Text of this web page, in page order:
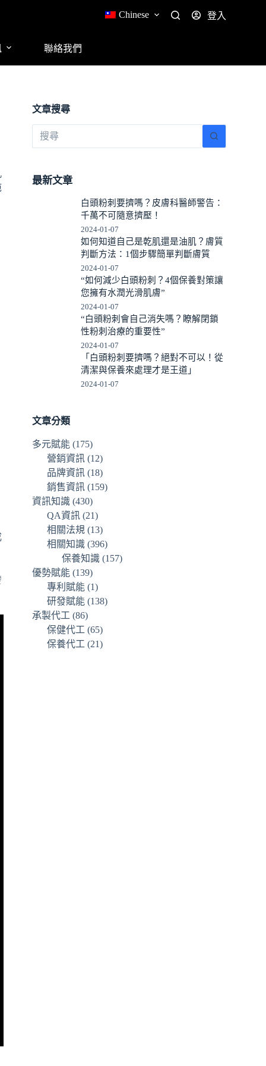
Chinese 登入
聯絡我們
文章搜尋
最新文章
白頭粉刺要擠嗎？皮膚科醫師警告：
千萬不可隨意擠壓！
2024-01-07
如何知道自己是乾肌還是油肌？膚質
判斷方法：1個步驟簡單判斷膚質
2024-01-07
“如何減少白頭粉刺？4個保養對策讓
您擁有水潤光滑肌膚”
2024-01-07
“白頭粉刺會自己消失嗎？瞭解閉鎖
性粉刺治療的重要性”
2024-01-07
「白頭粉刺要擠嗎？絕對不可以！從
清潔與保養來處理才是王道」
2024-01-07
文章分類
多元賦能 (175)
營銷資訊 (12)
品牌資訊 (18)
銷售資訊 (159)
資訊知識 (430)
QA資訊 (21)
相關法規 (13)
相關知識 (396)
保養知識 (157)
優勢賦能 (139)
專利賦能 (1)
研發賦能 (138)
承製代工 (86)
保健代工 (65)
保養代工 (21)